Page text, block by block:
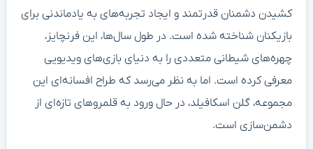
کشیدن دشمنان قدرتمند و ایجاد تجربه‌های به یادماندنی برای
بازیکنان شناخته شده است. در طول سال‌ها، این فرنچایز،
چهره‌های شیطانی متعددی را به دنیای بازی‌های ویدیویی
معرفی کرده است. اما به نظر می‌رسد که طراح افسانه‌ای این
مجموعه، گلن اسکافیلد، در حال ورود به قلمروهای تازه‌ای از
دشمن‌سازی است.